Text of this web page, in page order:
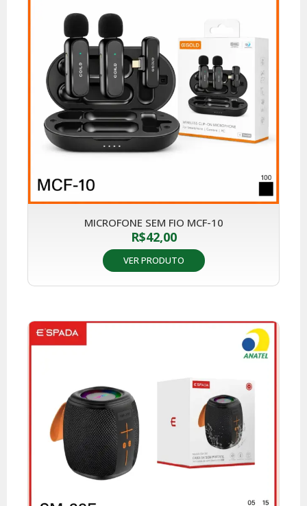
MICROFONE SEM FIO MCF-10
R$42,00
VER PRODUTO